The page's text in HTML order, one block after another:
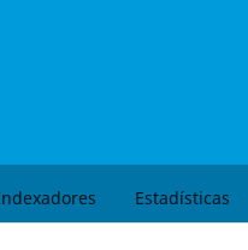
Estadísticas